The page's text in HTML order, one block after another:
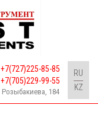
+7(727)225-85-85
+7(705)229-99-55
Розыбакиева, 184
RU
KZ